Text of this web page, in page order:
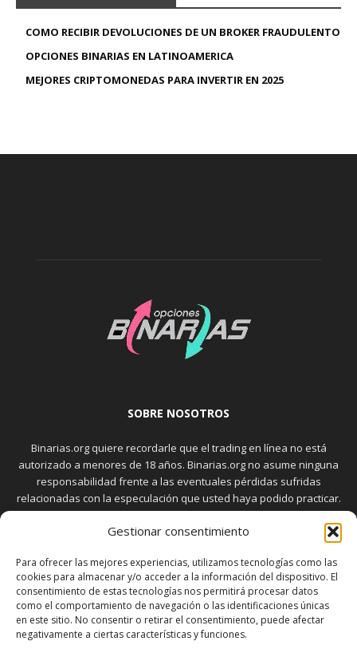
Gestionar consentimiento
Para ofrecer las mejores experiencias, utilizamos tecnologías como las
cookies para almacenar y/o acceder a la información del dispositivo. El
consentimiento de estas tecnologías nos permitirá procesar datos
como el comportamiento de navegación o las identificaciones únicas
en este sitio. No consentir o retirar el consentimiento, puede afectar
negativamente a ciertas características y funciones.
COMO RECIBIR DEVOLUCIONES DE UN BROKER FRAUDULENTO
OPCIONES BINARIAS EN LATINOAMERICA
MEJORES CRIPTOMONEDAS PARA INVERTIR EN 2025
SOBRE NOSOTROS
Binarias.org quiere recordarle que el trading en línea no está
autorizado a menores de 18 años. Binarias.org no asume ninguna
responsabilidad frente a las eventuales pérdidas sufridas
relacionadas con la especulación que usted haya podido practicar.
El trading en el mercado de opciones binarias implica riesgos
elevados. Usted debe conocer y aceptar estos riesgos, que
transacciones bursátiles.
SÍGUENOS